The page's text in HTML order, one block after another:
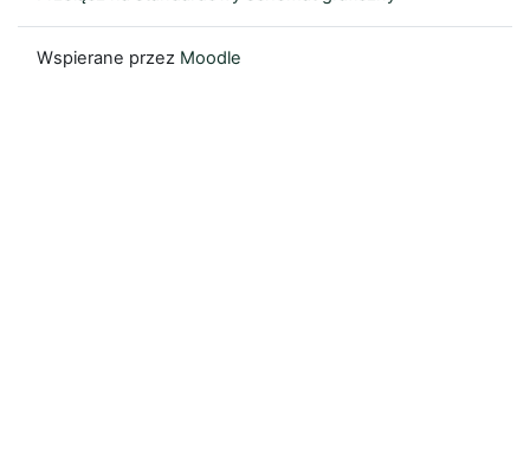
Wspierane przez Moodle